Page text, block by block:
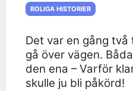
ROLIGA HISTORIER
Det var en gång två
gå över vägen.
den ena – Varför
skulle ju bli påkörd!